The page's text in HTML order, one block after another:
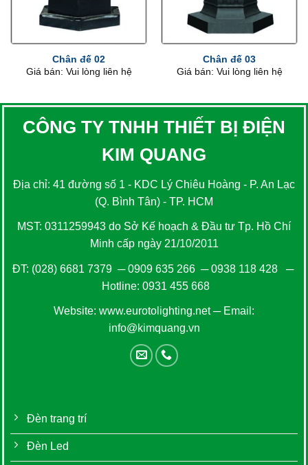
Chân đế 02
Giá bán: Vui lòng liên hệ
Chân đế 03
Giá bán: Vui lòng liên hệ
CÔNG TY TNHH THIẾT BỊ ĐIỆN
KIM QUANG
Địa chỉ: 41 đường số 1 - KDC Lý Chiêu Hoàng - P. An Lạc
(Q. Bình Tân) - TP. HCM
MST: 0311259943 do Sở Kế hoạch & Đầu tư Tp. Hồ Chí
Minh cấp ngày 21/10/2011
ĐT: (028) 6681 7379 ─0909 635 266─0938 118 428─
Hotline: 0931 455 668
Website: www.eurotolighting.net─ Email:
info@kimquang.vn
Đèn trang trí
Đèn Led